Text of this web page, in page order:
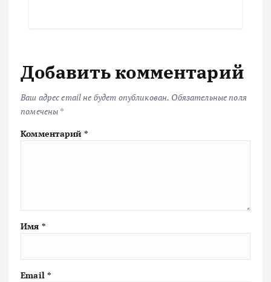
Добавить комментарий
Ваш адрес email не будет опубликован. Обязательные поля
помечены *
Комментарий *
Имя *
Email *